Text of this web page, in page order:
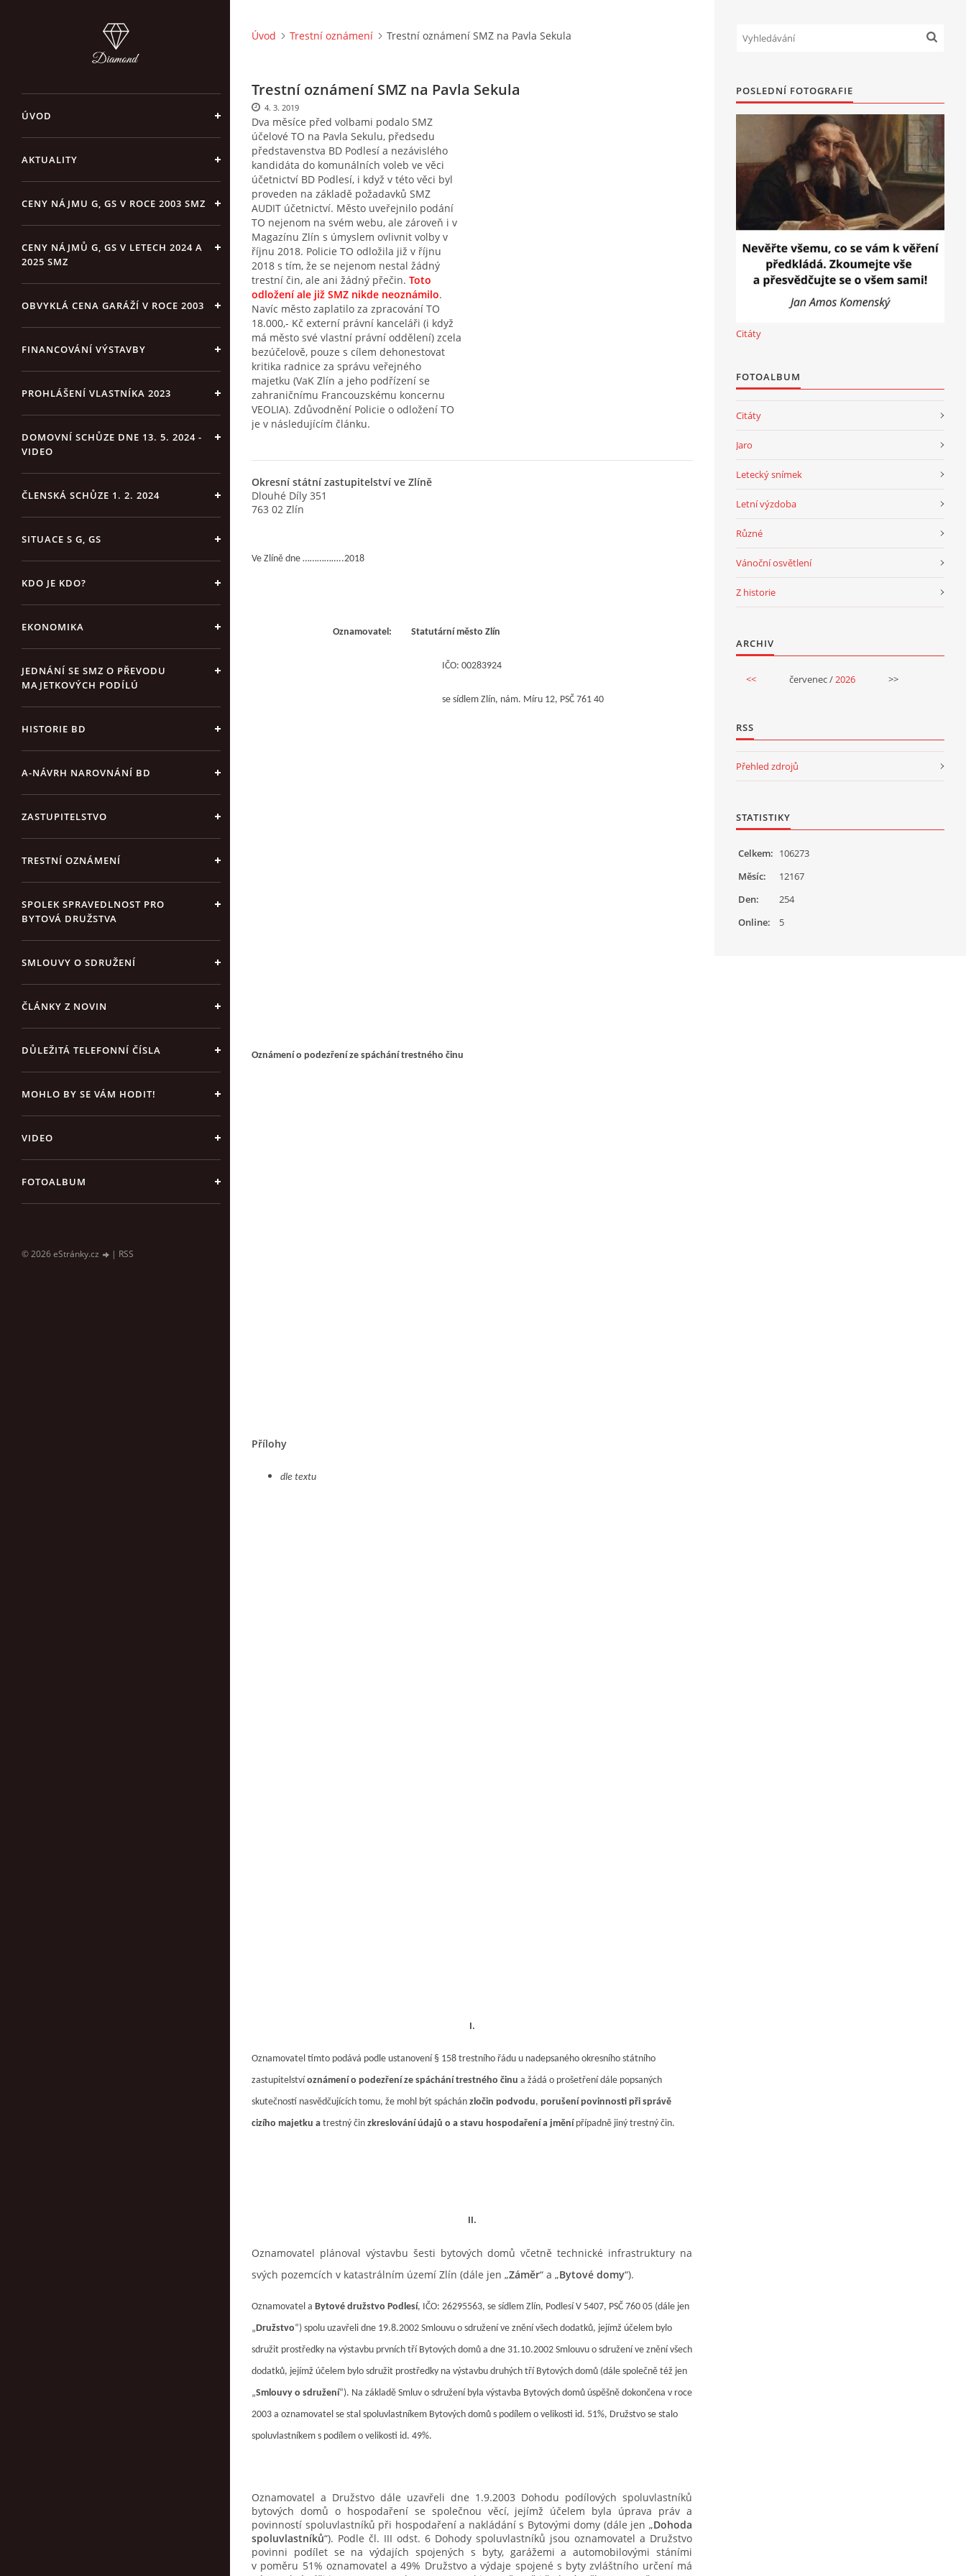
ÚVOD
AKTUALITY
CENY NÁJMU G, GS V ROCE 2003 SMZ
CENY NÁJMŮ G, GS V LETECH 2024 A
2025 SMZ
OBVYKLÁ CENA GARÁŽÍ V ROCE 2003
FINANCOVÁNÍ VÝSTAVBY
PROHLÁŠENÍ VLASTNÍKA 2023
DOMOVNÍ SCHŮZE DNE 13. 5. 2024 -
VIDEO
ČLENSKÁ SCHŮZE 1. 2. 2024
SITUACE S G, GS
KDO JE KDO?
EKONOMIKA
JEDNÁNÍ SE SMZ O PŘEVODU
MAJETKOVÝCH PODÍLÚ
HISTORIE BD
A-NÁVRH NAROVNÁNÍ BD
ZASTUPITELSTVO
TRESTNÍ OZNÁMENÍ
SPOLEK SPRAVEDLNOST PRO
BYTOVÁ DRUŽSTVA
SMLOUVY O SDRUŽENÍ
ČLÁNKY Z NOVIN
DŮLEŽITÁ TELEFONNÍ ČÍSLA
MOHLO BY SE VÁM HODIT!
VIDEO
FOTOALBUM
© 2026 eStránky.cz | RSS
Úvod Trestní oznámení Trestní oznámení SMZ na Pavla Sekula
Trestní oznámení SMZ na Pavla Sekula
Dva měsíce před volbami podalo SMZ
účelové TO na Pavla Sekulu, předsedu
představenstva BD Podlesí a nezávislého
kandidáta do komunálních voleb ve věci
účetnictví BD Podlesí, i když v této věci byl
proveden na základě požadavků SMZ
AUDIT účetnictví. Město uveřejnilo podání
TO nejenom na svém webu, ale zároveň i v
Magazínu Zlín s úmyslem ovlivnit volby v
říjnu 2018. Policie TO odložila již v říjnu
2018 s tím, že se nejenom nestal žádný
trestní čin, ale ani žádný přečin. Toto
odložení ale již SMZ nikde neoznámilo.
Navíc město zaplatilo za zpracování TO
18.000,- Kč externí právní kanceláři (i když
má město své vlastní právní oddělení) zcela
bezúčelově, pouze s cílem dehonestovat
kritika radnice za správu veřejného
majetku (VaK Zlín a jeho podřízení se
zahraničnímu Francouzskému koncernu
VEOLIA). Zdůvodnění Policie o odložení TO
je v následujícím článku.
4. 3. 2019
Okresní státní zastupitelství ve Zlíně
Dlouhé Díly 351
763 02 Zlín
Ve Zlíně dne ……………..2018
Oznamovatel: Statutární město Zlín
IČO:00283924
se sídlemZlín, nám. Míru 12, PSČ 761 40
Oznámení o podezření ze spáchání trestného činu
Přílohy
dle textu
I.
Oznamovatel tímto podává podle ustanovení § 158 trestního řádu u nadepsaného okresního státního
zastupitelství oznámení o podezření ze spáchání trestného činu a žádá o prošetření dále popsaných
skutečností nasvědčujících tomu, že mohl být spáchán zločin podvodu, porušení povinnosti při správě
cizího majetku a trestný čin zkreslování údajů o a stavu hospodaření a jmění případně jiný trestný čin.
II.
Oznamovatel plánoval výstavbu šesti bytových domů včetně technické infrastruktury na
svých pozemcích v katastrálním území Zlín (dále jen „Záměr“ a „Bytové domy“).
Oznamovatel a Bytové družstvo Podlesí, IČO: 26295563, se sídlem Zlín, Podlesí V 5407, PSČ 760 05 (dále jen
„Družstvo“) spolu uzavřeli dne 19.8.2002 Smlouvu o sdružení ve znění všech dodatků, jejímž účelem bylo
sdružit prostředky na výstavbu prvních tří Bytových domů a dne 31.10.2002 Smlouvu o sdružení ve znění všech
dodatků, jejímž účelem bylo sdružit prostředky na výstavbu druhých tří Bytových domů (dále společně též jen
„Smlouvy o sdružení“). Na základě Smluv o sdružení byla výstavba Bytových domů úspěšně dokončena v roce
2003 a oznamovatel se stal spoluvlastníkem Bytových domů s podílem o velikosti id. 51%, Družstvo se stalo
spoluvlastníkem s podílem o velikosti id. 49%.
Oznamovatel a Družstvo dále uzavřeli dne 1.9.2003 Dohodu podílových spoluvlastníků
bytových domů o hospodaření se společnou věcí, jejímž účelem byla úprava práv a
povinností spoluvlastníků při hospodaření a nakládání s Bytovými domy (dále jen „Dohoda
spoluvlastníků“). Podle čl. III odst. 6 Dohody spoluvlastníků jsou oznamovatel a Družstvo
povinni podílet se na výdajích spojených s byty, garážemi a automobilovými stáními
v poměru 51% oznamovatel a 49% Družstvo a výdaje spojené s byty zvláštního určení má
POSLEDNÍ FOTOGRAFIE
Citáty
FOTOALBUM
Citáty
Jaro
Letecký snímek
Letní výzdoba
Různé
Vánoční osvětlení
Z historie
ARCHIV
<< červenec /2026 >>
RSS
Přehled zdrojů
STATISTIKY
Online: 5
Celkem: 106273
Měsíc:
12167
Den:
254